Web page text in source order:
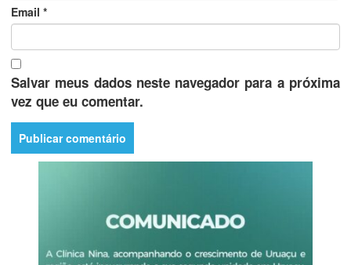
Email *
Salvar meus dados neste navegador para a próxima
vez que eu comentar.